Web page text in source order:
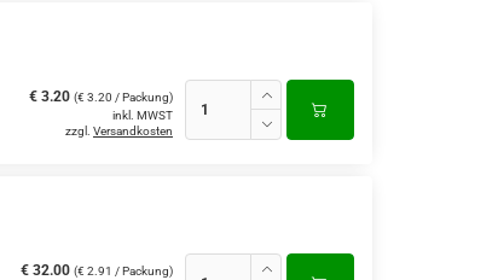
€ 3.20 (€ 3.20 / Packung)
inkl. MWST
zzgl. Versandkosten
€ 32.00 (€ 2.91 / Packung)